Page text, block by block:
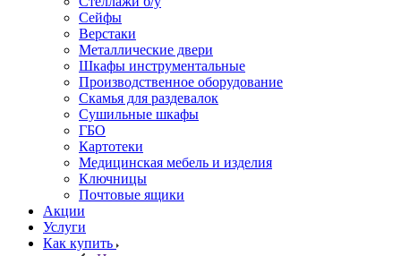
Сейфы
Верстаки
Металлические двери
Шкафы инструментальные
Производственное оборудование
Скамья для раздевалок
Сушильные шкафы
ГБО
Картотеки
Медицинская мебель и изделия
Ключницы
Почтовые ящики
Акции
Услуги
Как купить